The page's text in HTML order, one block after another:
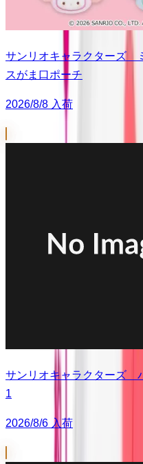
サンリオキャラクターズ
スがま口ポーチ
2026/8/8 入荷
サンリオキャラクターズ
1
2026/8/6 入荷